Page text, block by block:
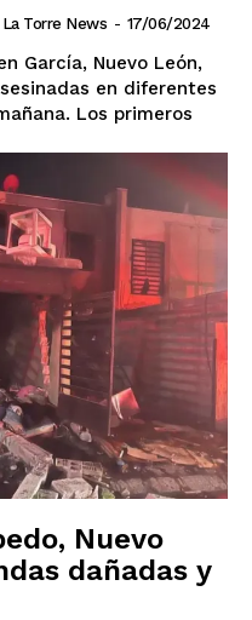
Torre News - 17/06/2024
García, Nuevo León,
en diferentes
primeros
Nuevo
dañadas y